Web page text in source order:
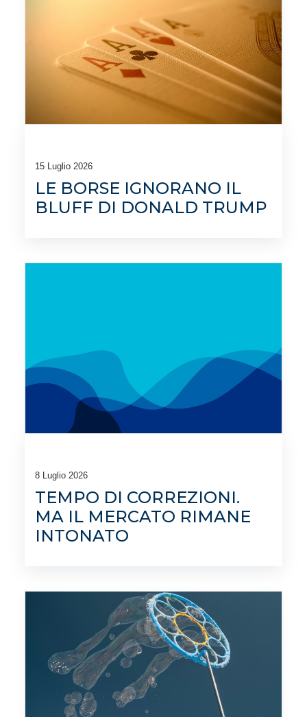
15 Luglio 2026
LE BORSE IGNORANO IL
BLUFF DI DONALD TRUMP
8 Luglio 2026
TEMPO DI CORREZIONI.
MA IL MERCATO RIMANE
INTONATO